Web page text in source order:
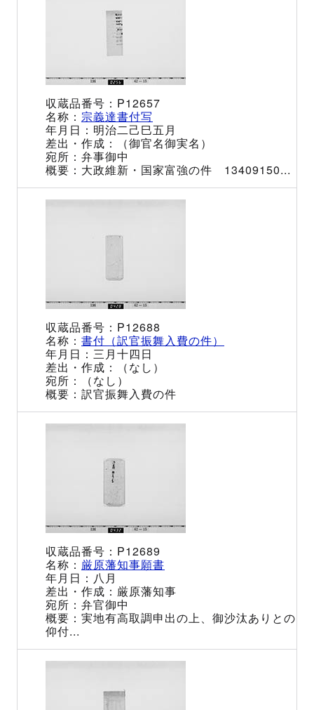
P12657
宗義達書付写
明治二己巳五月
（御官名御実名）
弁事御中
大政維新・国家富強の件 13409150...
P12688
書付（訳官振舞入費の件）
三月十四日
（なし）
（なし）
訳官振舞入費の件
P12689
厳原藩知事願書
八月
厳原藩知事
弁官御中
実地有高取調申出の上、御沙汰ありとの
仰付...